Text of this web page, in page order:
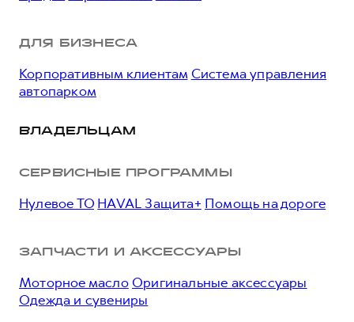
ДЛЯ БИЗНЕСА
Корпоративным клиентам Система управления
автопарком
ВЛАДЕЛЬЦАМ
СЕРВИСНЫЕ ПРОГРАММЫ
Нулевое ТО HAVAL Защита+ Помощь на дороге
ЗАПЧАСТИ И АКСЕССУАРЫ
Моторное масло Оригинальные аксессуары
Одежда и сувениры